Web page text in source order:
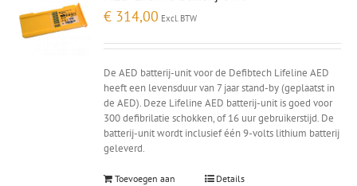
€ 314,00 Excl. BTW
De AED batterij-unit voor de Defibtech Lifeline AED
heeft een levensduur van 7 jaar stand-by (geplaatst in
de AED). Deze Lifeline AED batterij-unit is goed voor
300 defibrilatie schokken, of 16 uur gebruikerstijd. De
batterij-unit wordt inclusief één 9-volts lithium batterij
geleverd.
Toevoegen aan
Details